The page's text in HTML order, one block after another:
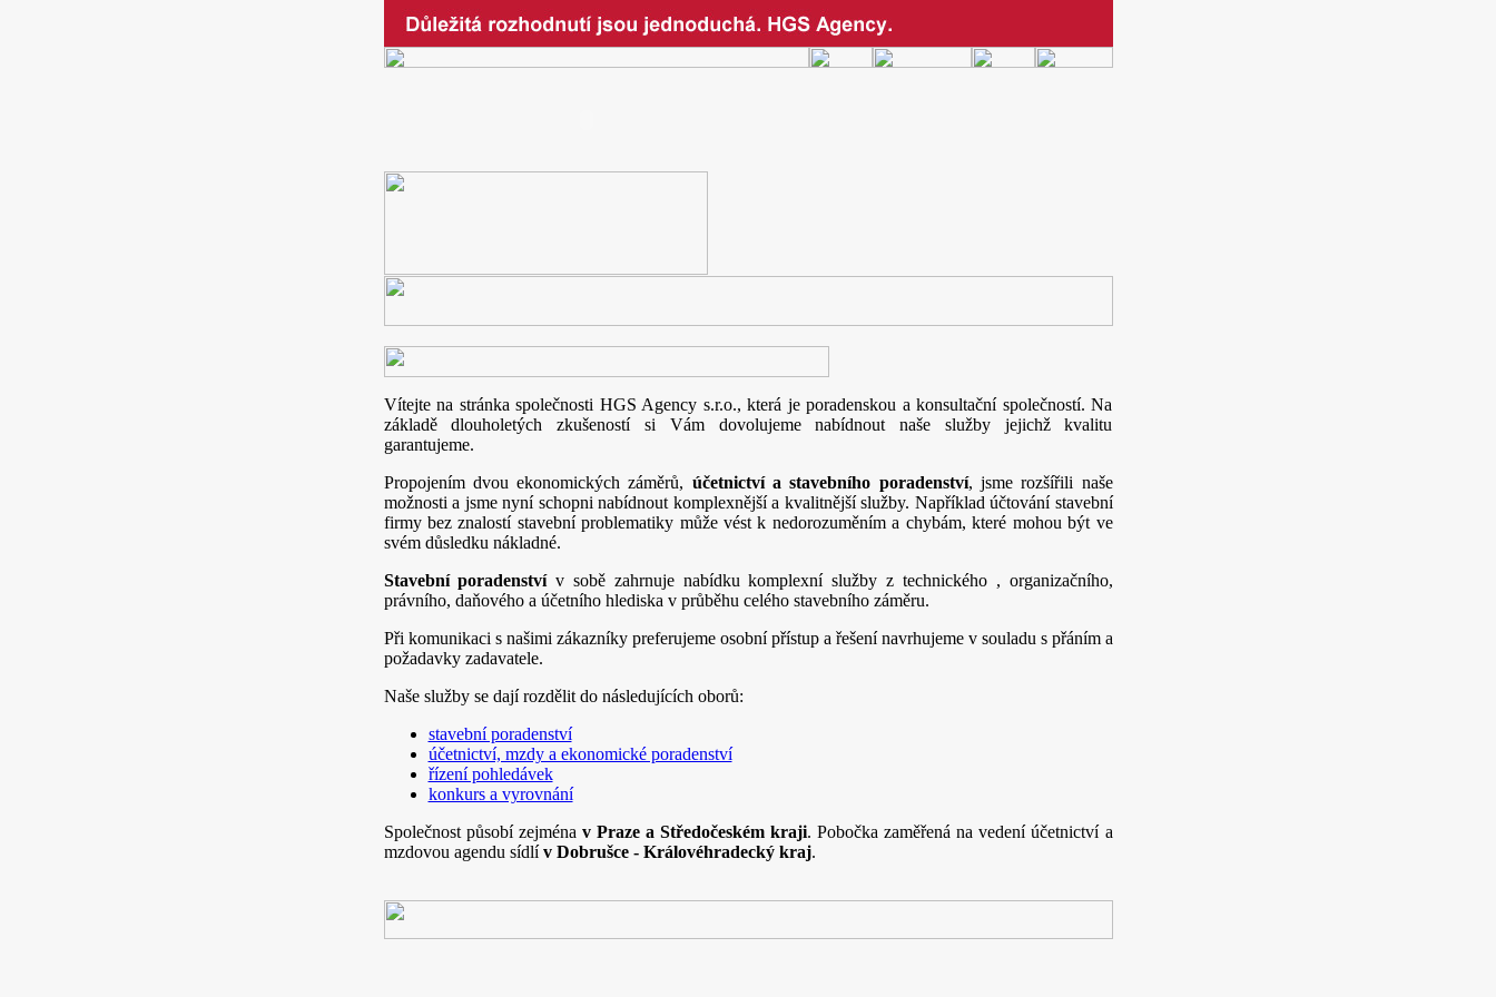
Vítejte na stránka společnosti HGS Agency s.r.o., která je poradenskou a konsultační společností. Na
základě dlouholetých zkušeností si Vám dovolujeme nabídnout naše služby jejichž kvalitu
garantujeme.
Propojením dvou ekonomických záměrů, účetnictví a stavebního poradenství, jsme rozšířili naše
možnosti a jsme nyní schopni nabídnout komplexnější a kvalitnější služby. Například účtování stavební
firmy bez znalostí stavební problematiky může vést k nedorozuměním a chybám, které mohou být ve
svém důsledku nákladné.
Stavební poradenstvív sobě zahrnuje nabídku komplexní služby z technického , organizačního,
právního, daňového a účetního hlediska v průběhu celého stavebního záměru.
Při komunikaci s našimi zákazníky preferujeme osobní přístup a řešení navrhujeme v souladu s přáním a
požadavky zadavatele.
Naše služby se dají rozdělit do následujících oborů:
stavební poradenství
účetnictví, mzdy a ekonomické poradenství
řízení pohledávek
konkurs a vyrovnání
Společnost působí zejména v Praze a Středočeském kraji. Pobočka zaměřená na vedení účetnictví a
mzdovou agendu sídlív Dobrušce - Královéhradecký kraj.